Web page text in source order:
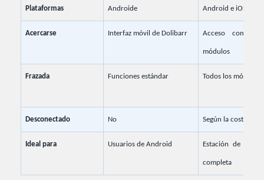
Plataformas Androide Android e iOS
Acercarse Interfaz móvil de Dolibarr Acceso
módulos
Frazada Funciones estándar Todos los módulos
Desconectado No Según la costumbre
Ideal para Usuarios de Android Estación de
completa